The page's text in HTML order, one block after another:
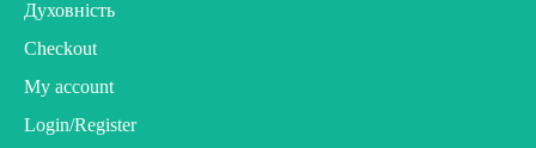
Духовність
Checkout
My account
Login/Register